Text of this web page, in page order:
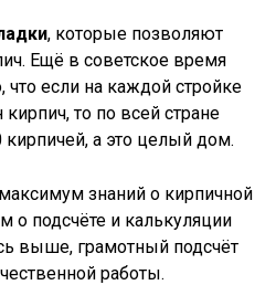
, которые позволяют
Ещё в советское время
что если на каждой стройке
то по всей стране
а это целый дом.
знаний о кирпичной
о подсчёте и калькуляции
выше, грамотный подсчёт
работы.